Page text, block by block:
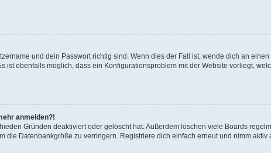
und dein Passwort richtig sind. Wenn dies der Fall ist, wende dich an einen
ist ebenfalls möglich, dass ein Konfigurationsproblem mit der Website vorliegt,
anmelden?!
Gründen deaktiviert oder gelöscht hat. Außerdem löschen viele Boards
die Datenbankgröße zu verringern. Registriere dich einfach erneut und nimm aktiv